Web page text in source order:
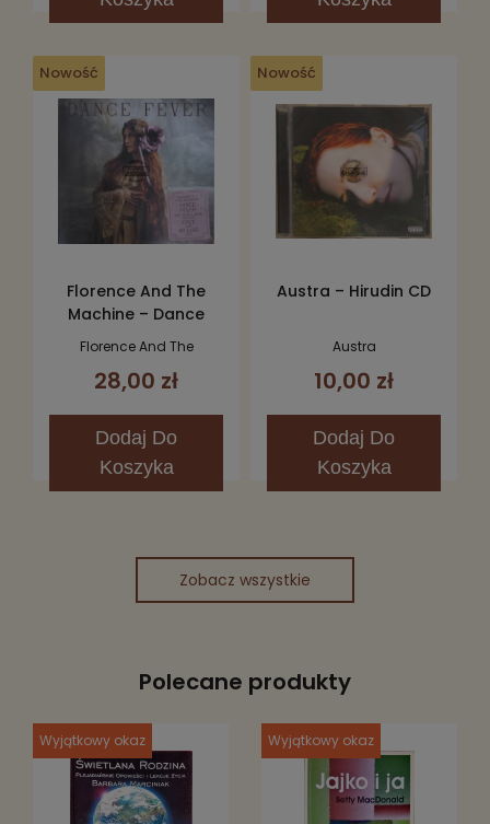
Nowość
Florence And The
Machine – Dance
Fever CD (Limited
Florence And The
28,00 zł
Dodaj Do
Koszyka
Nowość
Austra – Hirudin CD
Austra
10,00 zł
Dodaj Do
Koszyka
Zobacz wszystkie
Polecane produkty
Wyjątkowy okaz Wyjątkowy okaz